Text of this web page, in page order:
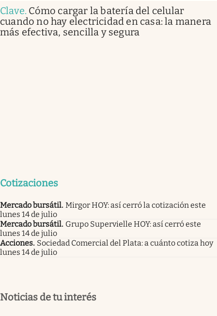
Clave. Cómo cargar la batería del celular
cuando no hay electricidad en casa: la manera
más efectiva, sencilla y segura
Cotizaciones
Mercado bursátil. Mirgor HOY: así cerró la cotización este
lunes 14 de julio
Mercado bursátil. Grupo Supervielle HOY: así cerró este
lunes 14 de julio
Acciones. Sociedad Comercial del Plata: a cuánto cotiza hoy
lunes 14 de julio
Noticias de tu interés